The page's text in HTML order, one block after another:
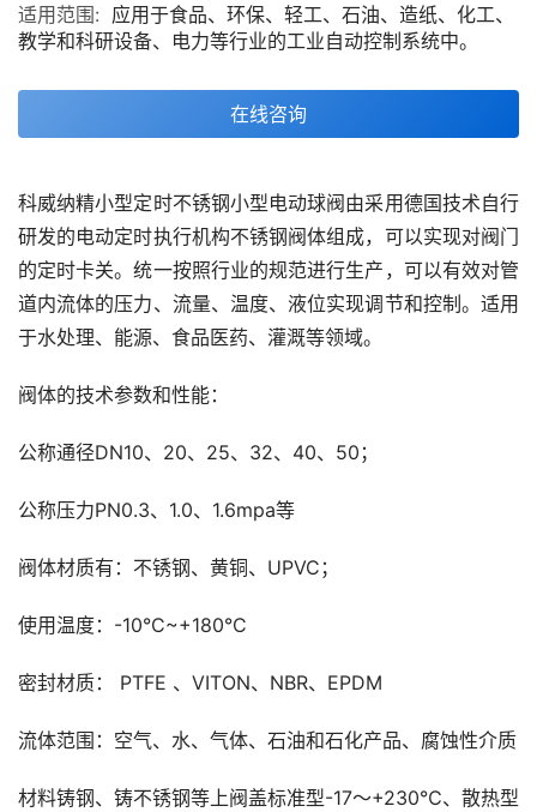
适用范围: 应用于食品、环保、轻工、石油、造纸、化工、
教学和科研设备、电力等行业的工业自动控制系统中。
在线咨询
科威纳精小型定时不锈钢小型电动球阀由采用德国技术自行
研发的电动定时执行机构不锈钢阀体组成，可以实现对阀门
的定时卡关。统一按照行业的规范进行生产，可以有效对管
道内流体的压力、流量、温度、液位实现调节和控制。适用
于水处理、能源、食品医药、灌溉等领域。
阀体的技术参数和性能：
公称通径DN10、20、25、32、40、50；
公称压力PN0.3、1.0、1.6mpa等
阀体材质有：不锈钢、黄铜、UPVC；
使用温度：-10°C~+180°C
密封材质： PTFE 、VITON、NBR、EPDM
流体范围：空气、水、气体、石油和石化产品、腐蚀性介质
材料铸钢、铸不锈钢等上阀盖标准型-17～+230℃、散热型